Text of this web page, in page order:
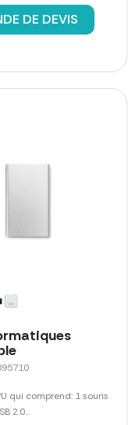
DE DEVIS
qui comprend: 1 souris
2.0...